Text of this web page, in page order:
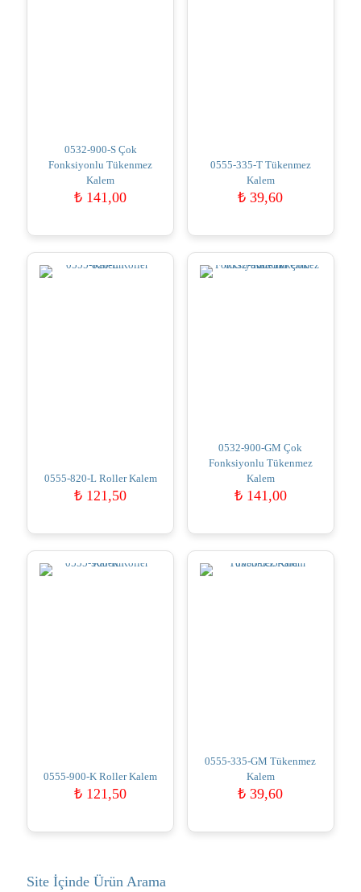
0532-900-S Çok
Fonksiyonlu Tükenmez
Kalem
₺ 141,00
0555-335-T Tükenmez
Kalem
₺ 39,60
0555-820-L Roller Kalem
₺ 121,50
0532-900-GM Çok
Fonksiyonlu Tükenmez
Kalem
₺141,00
0555-900-K Roller Kalem
₺ 121,50
0555-335-GM Tükenmez
Kalem
₺ 39,60
Site İçinde Ürün Arama